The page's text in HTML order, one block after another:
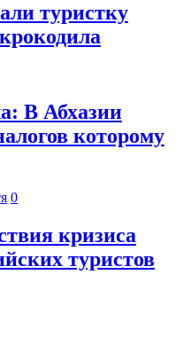
туристку
В Абхазии
которому
0
кризиса
туристов